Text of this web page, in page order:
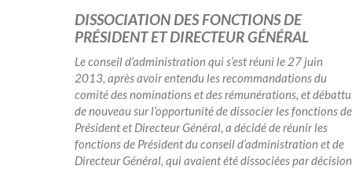
DISSOCIATION DES FONCTIONS DE
PRÉSIDENT ET DIRECTEUR GÉNÉRAL
Le conseil d’administration qui s’est réuni le 27 juin
2013, après avoir entendu les recommandations du
comité des nominations et des rémunérations, et débattu
de nouveau sur l’opportunité de dissocier les fonctions de
Président et Directeur Général, a décidé de réunir les
fonctions de Président du conseil d’administration et de
Directeur Général, qui avaient été dissociées par décision